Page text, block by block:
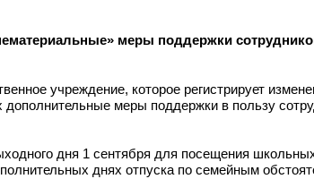
меры поддержки
учреждение, которое регистрирует
меры поддержки в пользу
дня 1 сентября для посещения
днях отпуска по семейным